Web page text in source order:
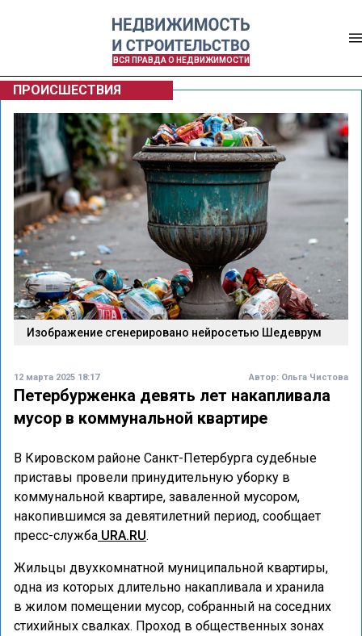
ВСЯ ПРАВДА О НЕДВИЖИМОСТИ
ПРОИСШЕСТВИЯ
Изображение сгенерировано нейросетью Шедеврум
12 марта 2025 18:17 Автор: Ольга Чистова
Петербурженка девять лет накапливала
мусор в коммунальной квартире
В Кировском районе Санкт-Петербурга судебные
приставы провели принудительную уборку в
коммунальной квартире, заваленной мусором,
накопившимся за девятилетний период, сообщает
пресс-служба URA.RU.
Жильцы двухкомнатной муниципальной квартиры,
одна из которых длительно накапливала и хранила
в жилом помещении мусор, собранный на соседних
стихийных свалках. Проход в общественных зонах